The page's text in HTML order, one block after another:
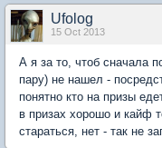
Ufolog
15 Oct 2013
А я за то, чтоб сначала
пару) не нашел -
понятно кто на призы
в призах хорошо и кайф
стараться, нет - так не